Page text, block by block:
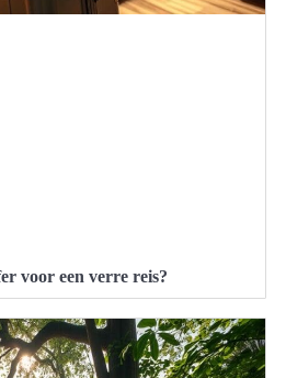
voor een verre reis?